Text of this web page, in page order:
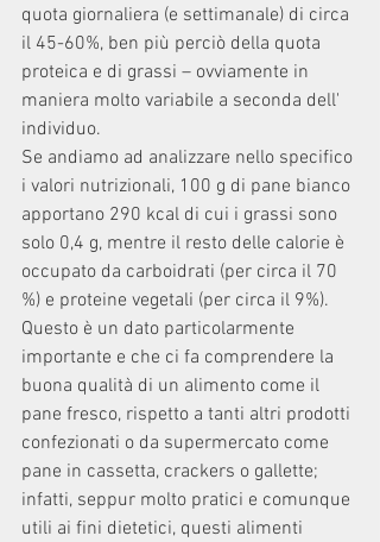
quota giornaliera (e settimanale) di circa
il 45-60%, ben più perciò della quota
proteica e di grassi – ovviamente in
maniera molto variabile a seconda dell'
individuo.
Se andiamo ad analizzare nello specifico
i valori nutrizionali, 100 g di pane bianco
apportano 290 kcal di cui i grassi sono
solo 0,4 g, mentre il resto delle calorie è
occupato da carboidrati (per circa il 70
%) e proteine vegetali (per circa il 9%).
Questo è un dato particolarmente
importante e che ci fa comprendere la
buona qualità di un alimento come il
pane fresco, rispetto a tanti altri prodotti
confezionati o da supermercato come
pane in cassetta, crackers o gallette;
infatti, seppur molto pratici e comunque
utili ai fini dietetici, questi alimenti